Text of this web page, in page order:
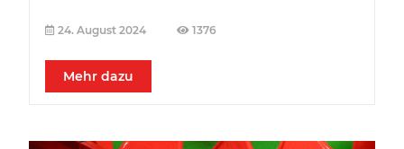
24. August 2024 1376
Mehr dazu